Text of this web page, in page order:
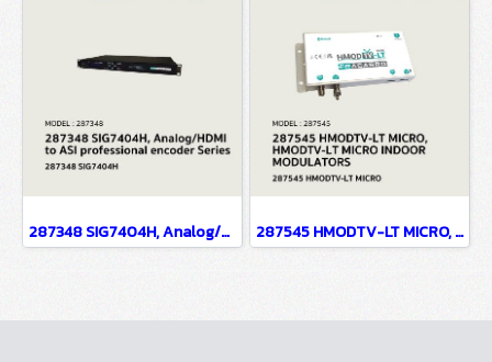
287348 SIG7404H, Analog/HDMI to ASI professional encoder Series 287545 HMODTV-LT MICRO, HMODTV-LT MICRO INDOOR MODULATORS